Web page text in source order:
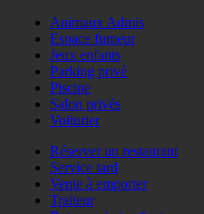
Animaux Admis
Espace fumeur
Jeux enfants
Parking privé
Piscine
Salon privés
Voiturier
Réserver un restaurant
Service tard
Vente à emporter
Traiteur